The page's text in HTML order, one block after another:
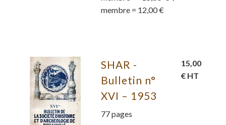
membre = 12,00 €
SHAR -
Bulletin n°
XVI – 1953
77 pages
15,00
€ HT